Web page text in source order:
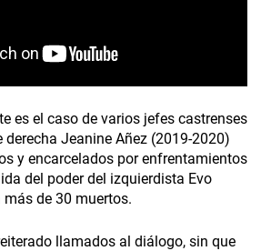
es el caso de varios jefes castrenses
derecha Jeanine Añez (2019-2020)
y encarcelados por enfrentamientos
del poder del izquierdista Evo
de 30 muertos.
llamados al diálogo, sin que